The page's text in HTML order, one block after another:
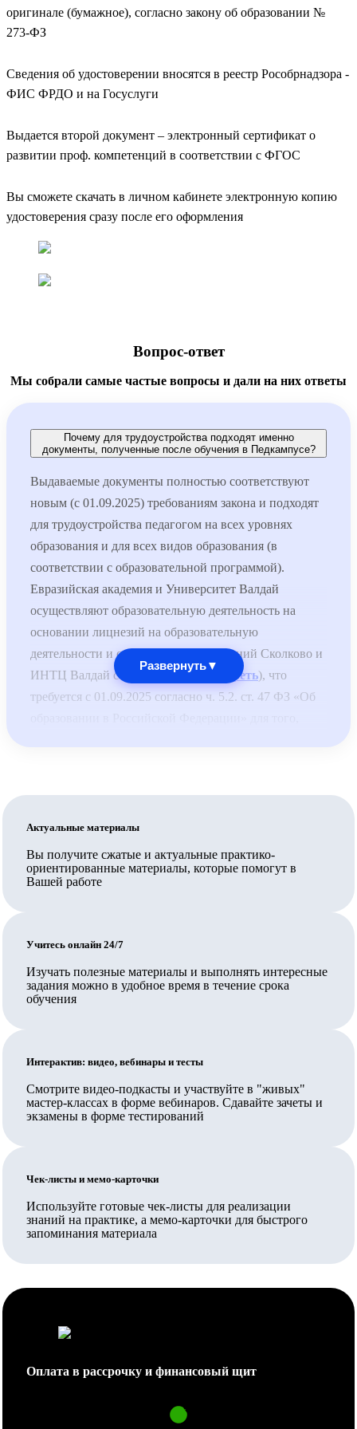
оригинале (бумажное), согласно закону об образовании №
273-ФЗ
Сведения об удостоверении вносятся в реестр Рособрнадзора -
ФИС ФРДО и на Госуслуги
Выдается второй документ – электронный сертификат о
развитии проф. компетенций в соответствии с ФГОС
Вы сможете скачать в личном кабинете электронную копию
удостоверения сразу после его оформления
Вопрос-ответ
Мы собрали самые частые вопросы и дали на них ответы
Почему для трудоустройства подходят именно
документы, полученные после обучения в Педкампусе?
Выдаваемые документы полностью соответствуют
новым (с 01.09.2025) требованиям закона и подходят
для трудоустройства педагогом на всех уровнях
образования и для всех видов образования (в
соответствии с образовательной программой).
Евразийская академия и Университет Валдай
осуществляют образовательную деятельность на
основании лицнезий на образовательную
деятельности и специальных разрешений Сколково и
ИНТЦ Валдай соответственно (
смотреть), что
требуется с 01.09.2025 согласно ч. 5.2. ст. 47 ФЗ «Об
по общеобразовательным программам недостаточно,
чтобы организация, выдавшая документ, была на
территории Сколково или ИНТЦ или была их
резидентом, и также недостаточно иметь обычную
разрешение.
В Педкампусе обучают своих сотрудников
договор на обучение.
Вносятся ли данные в ФИС ФРДО?
Обучение проходит полностью дистанционно или нужно
Обучение организовано полностью дистанционно,
В процессе обучения сдаются зачеты и/или экзамены
Вы можете в учебном плане. Сдавать их можно в
обучения) в любое время суток (когда Вам удобно):
Развернуть▼
Актуальные материалы
Вы получите сжатые и актуальные практико-
ориентированные материалы, которые помогут в
Вашей работе
Учитесь онлайн 24/7
Изучать полезные материалы и выполнять интересные
задания можно в удобное время в течение срока
обучения
Интерактив: видео, вебинары и тесты
Смотрите видео-подкасты и участвуйте в "живых"
мастер-классах в форме вебинаров. Сдавайте зачеты и
экзамены в форме тестирований
Чек-листы и мемо-карточки
Используйте готовые чек-листы для реализации
знаний на практике, а мемо-карточки для быстрого
запоминания материала
Оплата в рассрочку и финансовый щит